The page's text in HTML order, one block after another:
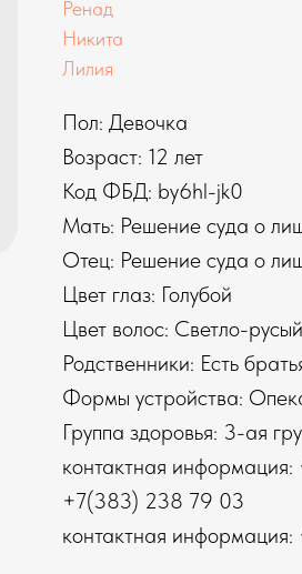
Ренад
Никита
Лилия
Пол: Девочка
Возраст: 12 лет
Код ФБД: by6hl-jk0
Мать: Решение суда о
Отец: Решение суда о
Цвет глаз: Голубой
Цвет волос: Светло-русый
Родственники: Есть
Формы устройства:
Группа здоровья: 3-ая
контактная
+7(383) 238 79 03
контактная